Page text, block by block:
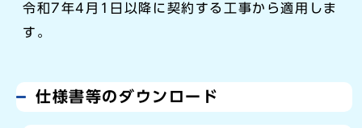
令和7年4月1日以降に契約する工事から適用しま
す。
仕様書等のダウンロード